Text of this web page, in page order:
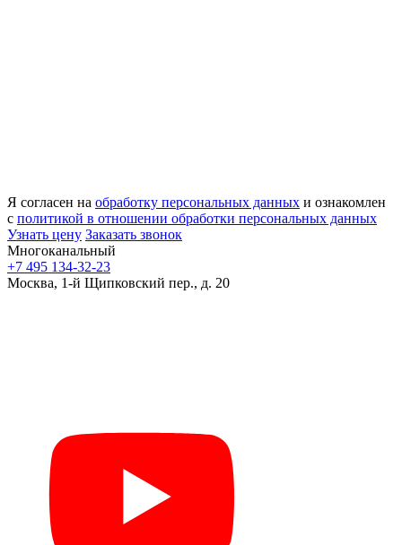
Я согласен на обработку персональных данных и ознакомлен
с политикой в отношении обработки персональных данных
Узнать цену Заказать звонок
Многоканальный
+7 495 134-32-23
Москва, 1-й Щипковский пер., д. 20